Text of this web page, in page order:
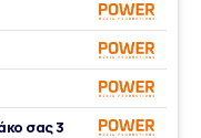
σας 3